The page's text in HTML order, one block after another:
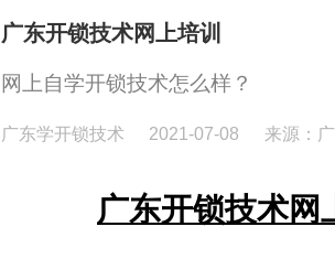
广东开锁技术网上培训
网上自学开锁技术怎么样？
广东学开锁技术 2021-07-08 来源：
广东开锁技术网